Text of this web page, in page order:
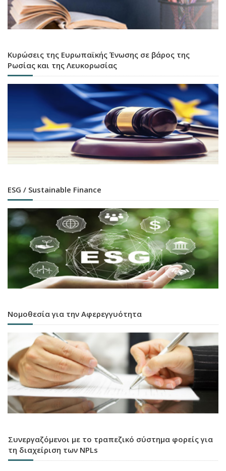
Κυρώσεις της Ευρωπαϊκής Ένωσης σε βάρος της
Ρωσίας και της Λευκορωσίας
ESG / Sustainable Finance
Νομοθεσία για την Αφερεγγυότητα
Συνεργαζόμενοι με το τραπεζικό σύστημα φορείς για
τη διαχείριση των NPLs